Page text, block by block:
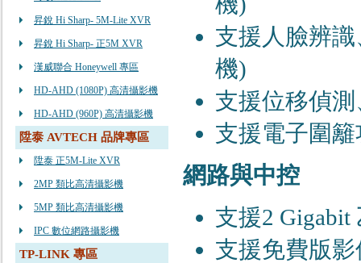
昇銳 Hi Sharp- 5M-Lite XVR
昇銳 Hi Sharp- 正5M XVR
漢威聯合 Honeywell 專區
HD-AHD (1080P) 高清攝影機
HD-AHD (960P) 高清攝影機
陞泰 AVTECH 品牌專區
陞泰 正5M-Lite XVR
2MP 類比高清攝影機
5MP 類比高清攝影機
IPC 數位網路攝影機
TP-LINK 專區
⽀援⼈臉辨
機)
⽀援位移偵
⽀援電⼦圍
網路與中控
⽀援2 Gigabit
⽀援免費版